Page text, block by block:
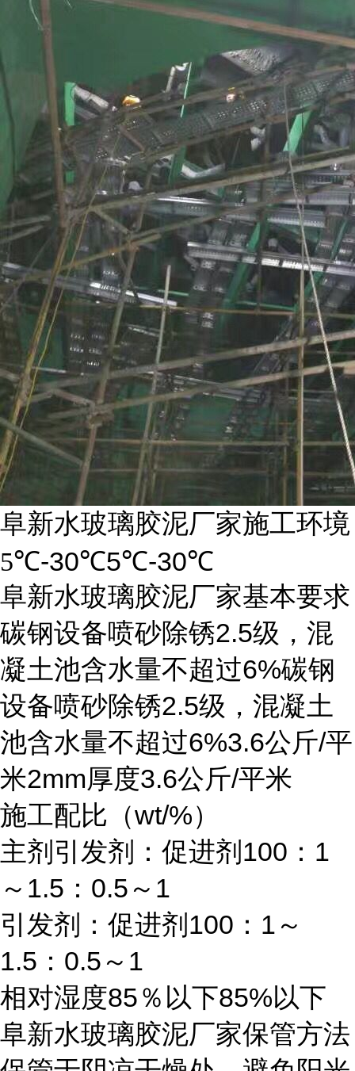
阜新水玻璃胶泥厂家施工环境
5℃-30℃5℃-30℃
阜新水玻璃胶泥厂家基本要求
碳钢设备喷砂除锈2.5级，混
凝土池含水量不超过6%碳钢
设备喷砂除锈2.5级，混凝土
池含水量不超过6%3.6公斤/平
米2mm厚度3.6公斤/平米
施工配比（wt/%）
主剂引发剂：促进剂 100 ： 1
～ 1.5 ： 0.5 ～ 1
引发剂：促进剂 100 ： 1 ～
1.5 ： 0.5 ～ 1
相对湿度85％以下85%以下
阜新水玻璃胶泥厂家保管方法